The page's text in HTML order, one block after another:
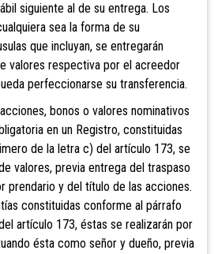
siguiente al de su entrega. Los
sea la forma de su
que incluyan, se entregarán
valores respectiva por el acreedor
perfeccionarse su transferencia.
bonos o valores nominativos
en un Registro, constituidas
de la letra c) del artículo 173, se
valores, previa entrega del traspaso
prendario y del título de las acciones.
constituidas conforme al párrafo
artículo 173, éstas se realizarán por
ésta como señor y dueño, previa